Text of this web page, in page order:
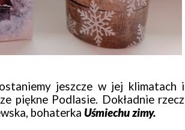
jeszcze w jej klimatach i
piękne Podlasie. Dokładnie rzecz
bohaterka Uśmiechu zimy.